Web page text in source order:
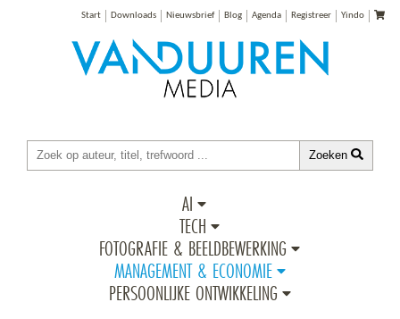
Start Downloads Nieuwsbrief Blog Agenda Registreer Yindo
Zoeken
AI
TECH
FOTOGRAFIE & BEELDBEWERKING
MANAGEMENT & ECONOMIE
PERSOONLIJKE ONTWIKKELING